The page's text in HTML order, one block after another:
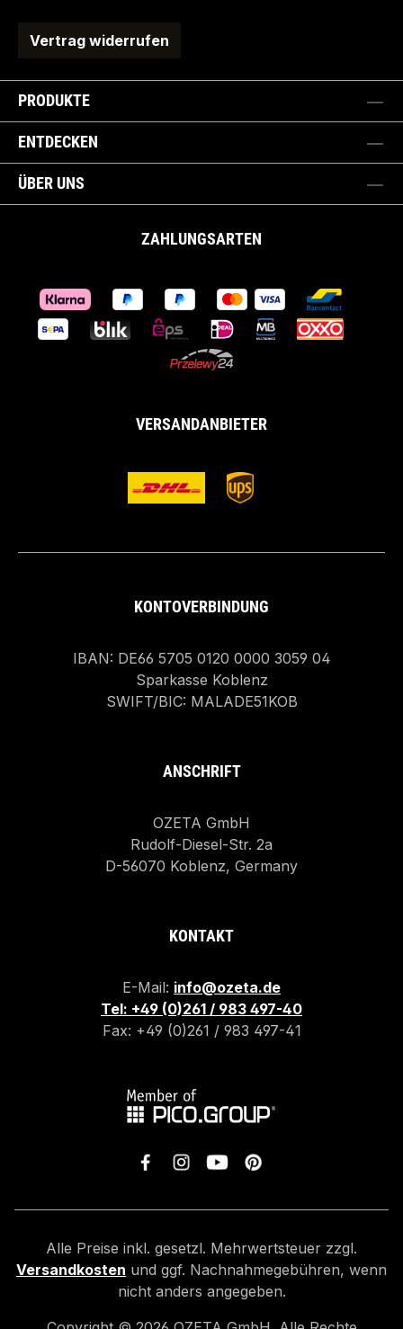
Vertrag widerrufen
PRODUKTE
ENTDECKEN
ÜBER UNS
ZAHLUNGSARTEN
VERSANDANBIETER
KONTOVERBINDUNG
IBAN: DE66 5705 0120 0000 3059 04
Sparkasse Koblenz
SWIFT/BIC: MALADE51KOB
ANSCHRIFT
OZETA GmbH
Rudolf-Diesel-Str. 2a
D-56070 Koblenz, Germany
KONTAKT
E-Mail: info@ozeta.de
Tel: +49 (0)261 / 983 497-40
Fax: +49 (0)261 / 983 497-41
Alle Preise inkl. gesetzl. Mehrwertsteuer zzgl.
Versandkosten und ggf. Nachnahmegebühren, wenn
nicht anders angegeben.